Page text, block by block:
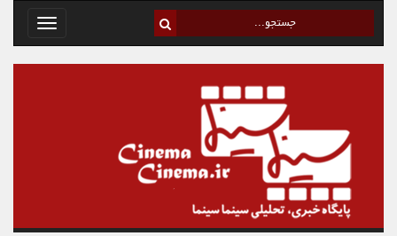
Toggle